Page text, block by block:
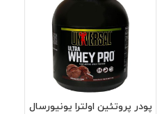
پودر پروتئین اولترا یونیورسال